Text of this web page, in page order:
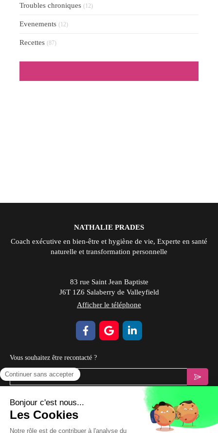
Troubles chroniques (12)
Evenements (12)
Recettes (87)
NATHALIE PRADES
Coach exécutive en bien-être et hygiène de vie, Experte en santé
naturelle et transformation personnelle
83 rue Saint Jean Baptiste
J6T 1Z6 Salaberry de Valleyfield
Afficher le téléphone
Vous souhaitez être recontacté ?
Votre email
Prendre Rendez-vous